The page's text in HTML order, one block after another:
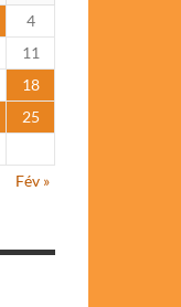
4
11
18
25
Fév »